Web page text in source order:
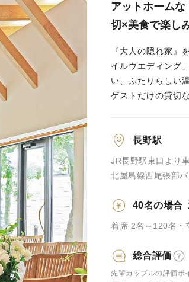
アットホーム
切×美食で楽し
『大人の隠れ家』
イルウエディング
い、ふたりらしい
ゲストだけの貸切
長野駅
JR長野駅東口より
北屋島線西尾張部
40名の場合
着席 2名～120名・
総合評価
先輩カップルの評価ポ